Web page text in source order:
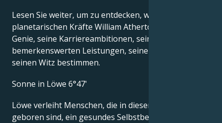
Lesen Sie weiter, um zu entdecken, wie die
planetarischen Kräfte William Athertons kreatives
Genie, seine Karriereambitionen, seine
bemerkenswerten Leistungen, seine Weisheit und
seinen Witz bestimmen.
Sonne in Löwe 6°47'
Löwe verleiht Menschen, die in diesem Zeichen
geboren sind, ein gesundes Selbstbewusstsein und